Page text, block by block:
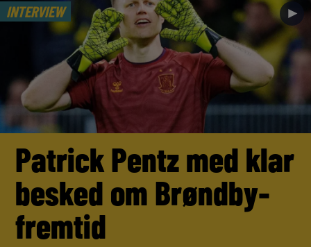
INTERVIEW ►
Patrick Pentz med klar
besked om Brøndby-
fremtid